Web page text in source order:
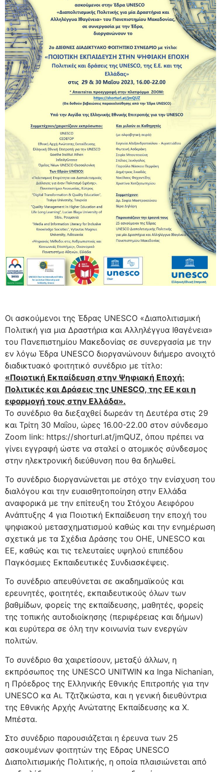
Oι ασκούμενοι της Έδρας UNESCO «Διαπολιτισμική
Πολιτική για μια Δραστήρια και Αλληλέγγυα Ιθαγένεια»
του Πανεπιστημίου Μακεδονίας σε συνεργασία με την
εν λόγω Έδρα UNESCO διοργανώνουν διήμερο ανοιχτό
διαδικτυακό φοιτητικό συνέδριο με τίτλο:
«Ποιοτική Εκπαίδευση στην Ψηφιακή Εποχή:
Πολιτικές και Δράσεις της UNESCO, της ΕΕ και η
εφαρμογή τους στην Ελλάδα».
Το συνέδριο θα διεξαχθεί δωρεάν τη Δευτέρα στις 29
και Τρίτη 30 Μαΐου, ώρες 16.00-22.00 στον σύνδεσμο
Zoom link: https://shorturl.at/jmQUZ, όπου πρέπει να
γίνει εγγραφή ώστε να σταλεί ο ατομικός σύνδεσμος
στην ηλεκτρονική διεύθυνση που θα δηλωθεί.
Το συνέδριο διοργανώνεται με στόχο την ενίσχυση του
διαλόγου και την ευαισθητοποίηση στην Ελλάδα
αναφορικά με την επίτευξη του Στόχου Αειφόρου
Ανάπτυξης 4 για Ποιοτική Εκπαίδευση την εποχή του
ψηφιακού μετασχηματισμού καθώς και την ενημέρωση
σχετικά με τα Σχέδια Δράσης του ΟΗΕ, UNESCO και
ΕΕ, καθώς και τις τελευταίες υψηλού επιπέδου
Παγκόσμιες Εκπαιδευτικές Συνδιασκέψεις.
Το συνέδριο απευθύνεται σε ακαδημαϊκούς και
ερευνητές, φοιτητές, εκπαιδευτικούς όλων των
βαθμίδων, φορείς της εκπαίδευσης, μαθητές, φορείς
της τοπικής αυτοδιοίκησης (περιφέρειας και δήμων)
και ευρύτερα σε όλη την κοινωνία των ενεργών
πολιτών.
Το συνέδριο θα χαιρετίσουν, μεταξύ άλλων, η
εκπρόσωπος της UNESCO UNITWIN κα Inga Nichanian,
η Πρόεδρος της Ελληνικής Εθνικής Επιτροπής για την
UNESCO κα Αι. Τζιτζικώστα, και η γενική διευθύντρια
της Εθνικής Αρχής Ανώτατης Εκπαίδευσης κα Χ.
Μπέστα.
Στο συνέδριο παρουσιάζεται η έρευνα των 25
ασκουμένων φοιτητών της Εδρας UNESCO
Διαπολιτισμικής Πολιτικής, η οποία πλαισιώνεται από